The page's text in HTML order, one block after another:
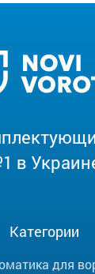
в
Категории
для